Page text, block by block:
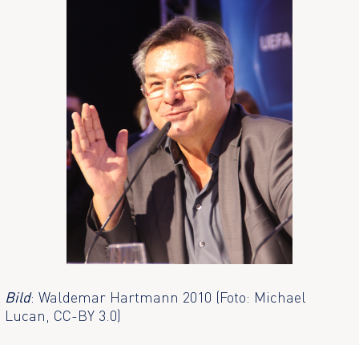
Bild: Waldemar Hartmann 2010 (Foto: Michael
Lucan, CC-BY 3.0)